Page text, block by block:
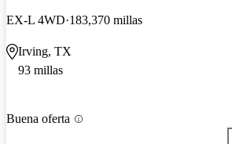
EX-L 4WD 183,370 millas
Irving, TX
93 millas
Buena oferta